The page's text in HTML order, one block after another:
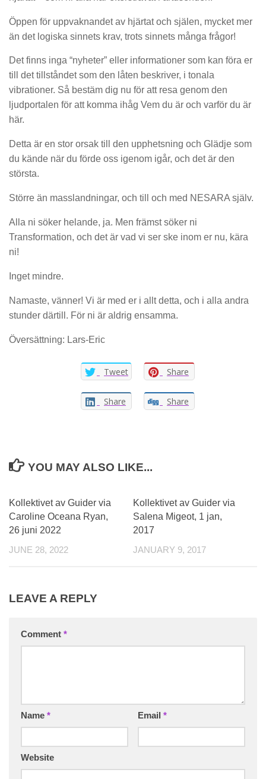
Öppen för uppvaknandet av hjärtat och själen, mycket mer
än det logiska sinnets krav, trots sinnets många frågor!
Det finns inga “nyheter” eller informationer som kan föra er
till det tillståndet som den låten beskriver, i tonala
vibrationer. Så bestäm dig nu för att resa genom den
ljudportalen för att komma ihåg Vem du är och varför du är
här.
Detta är en stor orsak till den upphetsning och Glädje som
du kände när du förde oss igenom igår, och det är den
största.
Större än masslandningar, och till och med NESARA själv.
Alla ni söker helande, ja. Men främst söker ni
Transformation, och det är vad vi ser ske inom er nu, kära
ni!
Inget mindre.
Namaste, vänner! Vi är med er i allt detta, och i alla andra
stunder därtill. För ni är aldrig ensamma.
Översättning: Lars-Eric
Tweet Share
Share Share
YOU MAY ALSO LIKE...
Kollektivet av Guider via
Caroline Oceana Ryan,
26 juni 2022
JUNE 28, 2022
Kollektivet av Guider via
Salena Migeot, 1 jan,
2017
JANUARY 9, 2017
LEAVE A REPLY
Comment *
Name * Email *
Website